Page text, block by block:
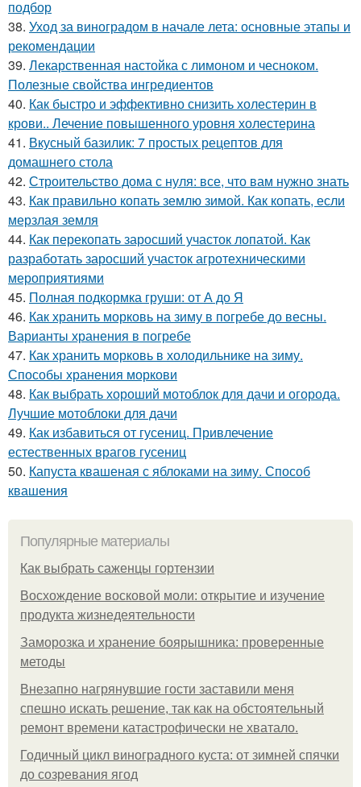
подбор
38. Уход за виноградом в начале лета: основные этапы и
рекомендации
39. Лекарственная настойка с лимоном и чесноком.
Полезные свойства ингредиентов
40. Как быстро и эффективно снизить холестерин в
крови.. Лечение повышенного уровня холестерина
41. Вкусный базилик: 7 простых рецептов для
домашнего стола
42. Строительство дома с нуля: все, что вам нужно знать
43. Как правильно копать землю зимой. Как копать, если
мерзлая земля
44. Как перекопать заросший участок лопатой. Как
разработать заросший участок агротехническими
мероприятиями
45. Полная подкормка груши: от А до Я
46. Как хранить морковь на зиму в погребе до весны.
Варианты хранения в погребе
47. Как хранить морковь в холодильнике на зиму.
Способы хранения моркови
48. Как выбрать хороший мотоблок для дачи и огорода.
Лучшие мотоблоки для дачи
49. Как избавиться от гусениц. Привлечение
естественных врагов гусениц
50. Капуста квашеная с яблоками на зиму. Способ
квашения
Популярные материалы
Как выбрать саженцы гортензии
Восхождение восковой моли: открытие и изучение
продукта жизнедеятельности
Заморозка и хранение боярышника: проверенные
методы
Внезапно нагрянувшие гости заставили меня
спешно искать решение, так как на обстоятельный
ремонт времени катастрофически не хватало.
Годичный цикл виноградного куста: от зимней спячки
до созревания ягод